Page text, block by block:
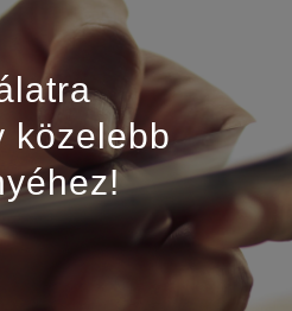
közelebb